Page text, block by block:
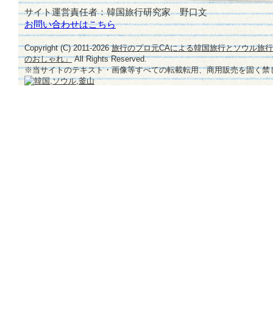
サイト運営責任者：韓国旅行研究家 野口文
お問い合わせはこちら
Copyright (C) 2011-2026旅行のプロ元CAによる韓国旅行とソウル旅
のおしゃれ」All Rights Reserved.
※当サイトのテキスト・画像等すべての転載転用、商用販売を固く禁